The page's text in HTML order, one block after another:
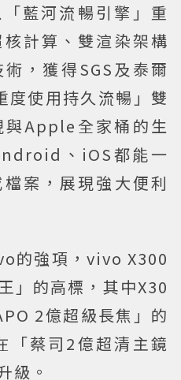
藍河流暢引擎」重
計算、雙渲染架構
，獲得SGS及泰爾
度使用持久流暢」雙
與Apple全家桶的生
、iOS都能一
案，展現強大便利
的強項，vivo X300
」的高標，其中X30
2億超級長焦」的
「蔡司2億超清主鏡
級。